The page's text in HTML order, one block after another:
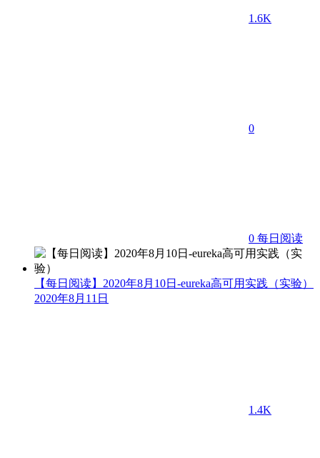
1.6K
0
0 每日阅读
【每日阅读】2020年8月10日-eureka高可用实践（实验）
2020年8月11日
1.4K